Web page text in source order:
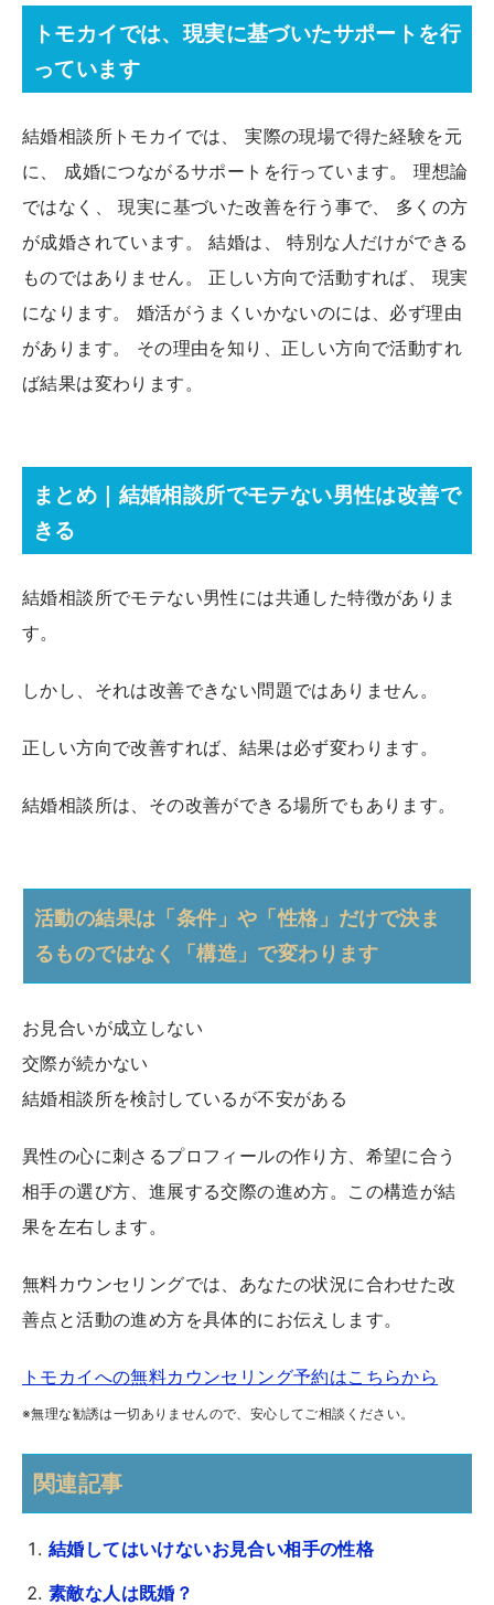
トモカイでは、現実に基づいたサポートを行
っています
結婚相談所トモカイでは、 実際の現場で得た経験を元
に、 成婚につながるサポートを行っています。 理想論
ではなく、 現実に基づいた改善を行う事で、 多くの方
が成婚されています。 結婚は、 特別な人だけができる
ものではありません。 正しい方向で活動すれば、 現実
になります。 婚活がうまくいかないのには、必ず理由
があります。 その理由を知り、正しい方向で活動すれ
ば結果は変わります。
まとめ｜結婚相談所でモテない男性は改善で
きる
結婚相談所でモテない男性には共通した特徴がありま
す。
しかし、それは改善できない問題ではありません。
正しい方向で改善すれば、結果は必ず変わります。
結婚相談所は、その改善ができる場所でもあります。
活動の結果は「条件」や「性格」だけで決ま
るものではなく「構造」で変わります
お見合いが成立しない
交際が続かない
結婚相談所を検討しているが不安がある
異性の心に刺さるプロフィールの作り方、希望に合う
相手の選び方、進展する交際の進め方。この構造が結
果を左右します。
無料カウンセリングでは、あなたの状況に合わせた改
善点と活動の進め方を具体的にお伝えします。
トモカイへの無料カウンセリング予約はこちらから
※無理な勧誘は一切ありませんので、安心してご相談ください。
関連記事
結婚してはいけないお見合い相手の性格
素敵な人は既婚？